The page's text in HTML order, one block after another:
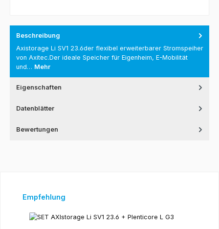
Beschreibung
Axistorage Li SV1 23.6der flexibel erweiterbarer Stromspeiher
von Axitec.Der ideale Speicher für Eigenheim, E-Mobilität
und… Mehr
Eigenschaften
Datenblätter
Bewertungen
Produktgalerie überspringen
Empfehlung